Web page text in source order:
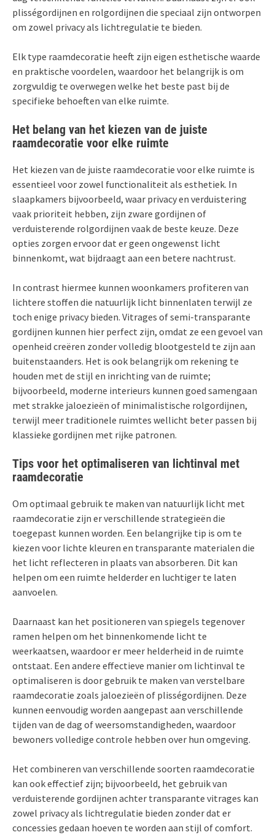
plisségordijnen en rolgordijnen die speciaal zijn ontworpen
om zowel privacy als lichtregulatie te bieden.
Elk type raamdecoratie heeft zijn eigen esthetische waarde
en praktische voordelen, waardoor het belangrijk is om
zorgvuldig te overwegen welke het beste past bij de
specifieke behoeften van elke ruimte.
Het belang van het kiezen van de juiste
raamdecoratie voor elke ruimte
Het kiezen van de juiste raamdecoratie voor elke ruimte is
essentieel voor zowel functionaliteit als esthetiek. In
slaapkamers bijvoorbeeld, waar privacy en verduistering
vaak prioriteit hebben, zijn zware gordijnen of
verduisterende rolgordijnen vaak de beste keuze. Deze
opties zorgen ervoor dat er geen ongewenst licht
binnenkomt, wat bijdraagt aan een betere nachtrust.
In contrast hiermee kunnen woonkamers profiteren van
lichtere stoffen die natuurlijk licht binnenlaten terwijl ze
toch enige privacy bieden. Vitrages of semi-transparante
gordijnen kunnen hier perfect zijn, omdat ze een gevoel van
openheid creëren zonder volledig blootgesteld te zijn aan
buitenstaanders. Het is ook belangrijk om rekening te
houden met de stijl en inrichting van de ruimte;
bijvoorbeeld, moderne interieurs kunnen goed samengaan
met strakke jaloezieën of minimalistische rolgordijnen,
terwijl meer traditionele ruimtes wellicht beter passen bij
klassieke gordijnen met rijke patronen.
Tips voor het optimaliseren van lichtinval met
raamdecoratie
Om optimaal gebruik te maken van natuurlijk licht met
raamdecoratie zijn er verschillende strategieën die
toegepast kunnen worden. Een belangrijke tip is om te
kiezen voor lichte kleuren en transparante materialen die
het licht reflecteren in plaats van absorberen. Dit kan
helpen om een ruimte helderder en luchtiger te laten
aanvoelen.
Daarnaast kan het positioneren van spiegels tegenover
ramen helpen om het binnenkomende licht te
weerkaatsen, waardoor er meer helderheid in de ruimte
ontstaat. Een andere effectieve manier om lichtinval te
optimaliseren is door gebruik te maken van verstelbare
raamdecoratie zoals jaloezieën of plisségordijnen. Deze
kunnen eenvoudig worden aangepast aan verschillende
tijden van de dag of weersomstandigheden, waardoor
bewoners volledige controle hebben over hun omgeving.
Het combineren van verschillende soorten raamdecoratie
kan ook effectief zijn; bijvoorbeeld, het gebruik van
verduisterende gordijnen achter transparante vitrages kan
zowel privacy als lichtregulatie bieden zonder dat er
concessies gedaan hoeven te worden aan stijl of comfort.